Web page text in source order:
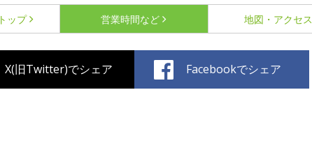
トップ 営業時間など 地図・アクセス
X(旧Twitter)でシェア Facebookでシェア